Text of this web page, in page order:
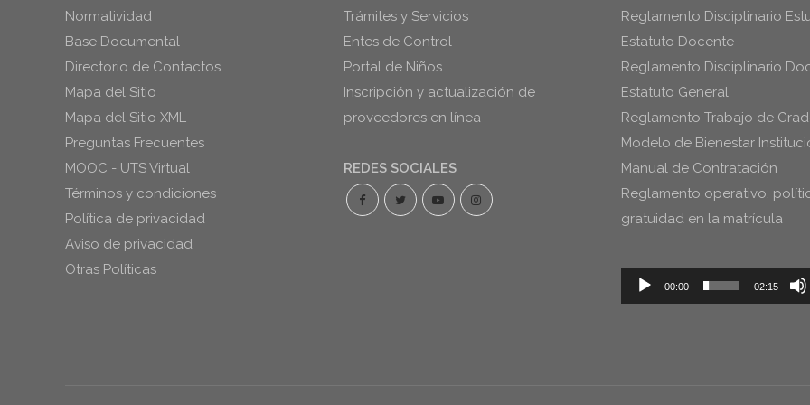
Normatividad
Base Documental
Directorio de Contactos
Mapa del Sitio
Mapa del Sitio XML
Preguntas Frecuentes
MOOC - UTS Virtual
Términos y condiciones
Política de privacidad
Aviso de privacidad
Otras Políticas
Trámites y Servicios
Entes de Control
Portal de Niños
Inscripción y actualización de
proveedores en línea
REDES SOCIALES
Reglamento Disciplinario
Estatuto Docente
Reglamento Disciplinario
Estatuto General
Reglamento Trabajo de
Modelo de Bienestar
Manual de Contratación
Reglamento operativo,
gratuidad en la matrícula
Reproductor
de
00:00 02:15